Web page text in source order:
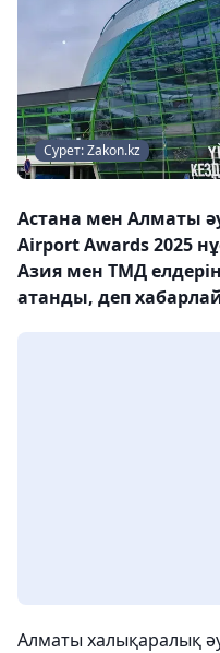
Сурет: Zakon.kz
Астана мен Алматы
Airport Awards 2025
Азия мен ТМД
атанды, деп
Алматы халықаралық